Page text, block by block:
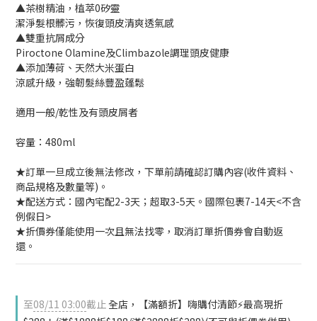
▲茶樹精油，植萃0矽靈
潔淨髮根髒污，恢復頭皮清爽透氣感
▲雙重抗屑成分
Piroctone Olamine及Climbazole調理頭皮健康
▲添加薄荷、天然大米蛋白
涼感升級，強韌髮絲豐盈蓬鬆
適用一般/乾性及有頭皮屑者
容量：480ml
★訂單一旦成立後無法修改，下單前請確認訂購內容(收件資料、
商品規格及數量等)。
★配送方式：國內宅配2-3天；超取3-5天。國際包裹7-14天<不含
例假日>
★折價券僅能使用一次且無法找零，取消訂單折價券會自動返
還。
至08/11 03:00截止全店，【滿額折】嗨購付清節⚡最高現折